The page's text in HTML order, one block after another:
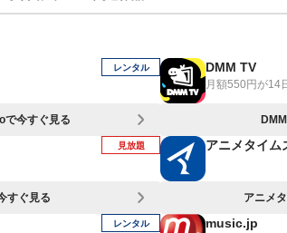
レンタル
で今すぐ見る
DMM TV
月額550円が14
見放題
すぐ見る
アニメタイム
アニメ
レンタル music.jp